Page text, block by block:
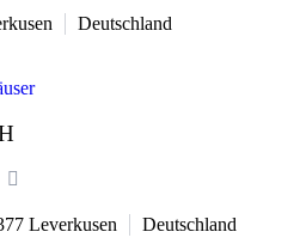
Deutschland
Leverkusen Deutschland